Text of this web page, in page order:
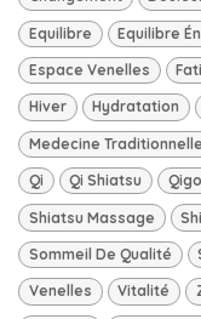
Equilibre Equilibre
Espace Venelles
Hiver Hydratation
Medecine
Qi Qi Shiatsu
Shiatsu Massage
Sommeil De Qualité
Venelles Vitalité